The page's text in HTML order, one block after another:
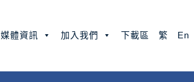
媒體資訊 加入我們 下載區 繁 En